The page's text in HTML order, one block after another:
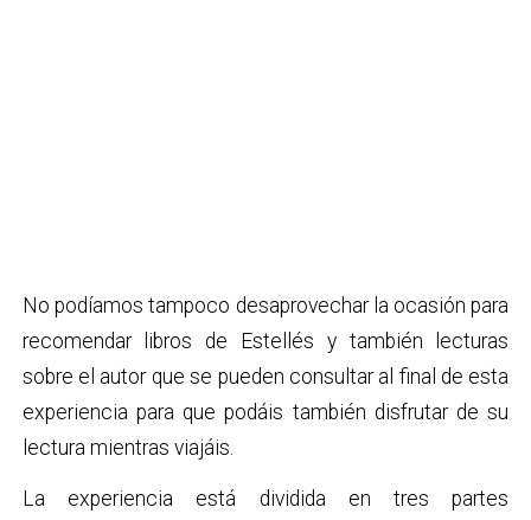
No podíamos tampoco desaprovechar la ocasión para
recomendar libros de Estellés y también lecturas
sobre el autor que se pueden consultar al final de esta
experiencia para que podáis también disfrutar de su
lectura mientras viajáis.
La experiencia está dividida en tres partes